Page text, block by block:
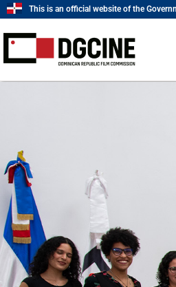
contenido
This is an official website of the